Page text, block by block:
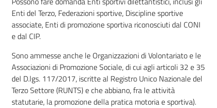
Enti del Terzo, Federazioni sportive, Discipline sportive
associate, Enti di promozione sportiva riconosciuti dal CONI
e dal CIP.
Sono ammesse anche le Organizzazioni di Volontariato e le
Associazioni di Promozione Sociale, di cui agli articoli 32 e 35
del D.lgs. 117/2017, iscritte al Registro Unico Nazionale del
Terzo Settore (RUNTS) e che abbiano, fra le attività
statutarie, la promozione della pratica motoria e sportiva).